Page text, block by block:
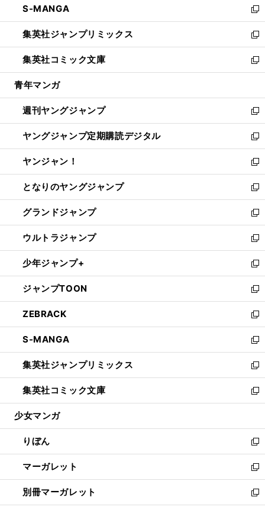
く
で
開
く
ド
ウ
で
開
く
ィ
ン
ド
ウ
で
開
い
ウ
ィ
ン
ド
ウ
開
く
S-MANGA
新
し
い
ウ
ィ
ン
ウ
で
開
く
集英社ジャンプリミックス
新
し
い
ウ
ン
ド
ウ
で
開
く
集英社コミック文庫
新
し
ウ
ィ
ン
ド
ウ
で
開
く
青年マンガ
週刊ヤングジャンプ
新
し
い
ウ
ィ
ン
ド
ウ
で
開
く
ヤングジャンプ定期購読デジタル
新
し
い
ウ
ィ
ン
ド
ウ
で
開
く
ヤンジャン！
新
し
い
ウ
ィ
ン
ド
ウ
で
開
く
となりのヤングジャンプ
新
し
い
ウ
ィ
ン
ド
ウ
で
開
く
グランドジャンプ
新
し
い
ウ
ィ
ン
ド
ウ
で
開
く
ウルトラジャンプ
新
し
い
ウ
ィ
ン
ド
ウ
で
開
く
少年ジャンプ+
新
し
い
ウ
ィ
ン
ド
ウ
で
開
く
ジャンプTOON
新
し
い
ウ
ィ
ン
ド
ウ
で
開
ZEBRACK
新
し
い
ウ
ィ
ン
ド
ウ
開
く
S-MANGA
新
し
い
ウ
ィ
ン
ウ
で
開
く
集英社ジャンプリミックス
新
し
い
ウ
ン
ド
ウ
で
開
く
集英社コミック文庫
新
し
ウ
ィ
ン
ド
ウ
で
開
少女マンガ
りぼん
新
し
い
ウ
ィ
マーガレット
新
し
い
別冊マーガレット
新